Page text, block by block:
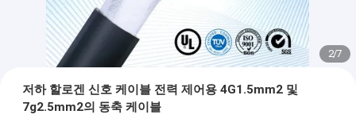
2/7
저하 할로겐 신호 케이블 전력 제어용 4G1.5mm2 및
7g2.5mm2의 동축 케이블